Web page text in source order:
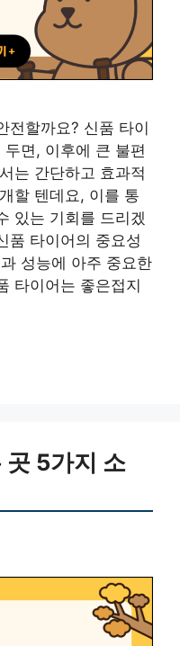
전할까요? 신품 타이
면, 이후에 큰 불편
는 간단하고 효과적
할 텐데요, 이를 통
있는 기회를 드리겠
품 타이어의 중요성
성능에 아주 중요한
타이어는 좋은접지
곳 5가지 소